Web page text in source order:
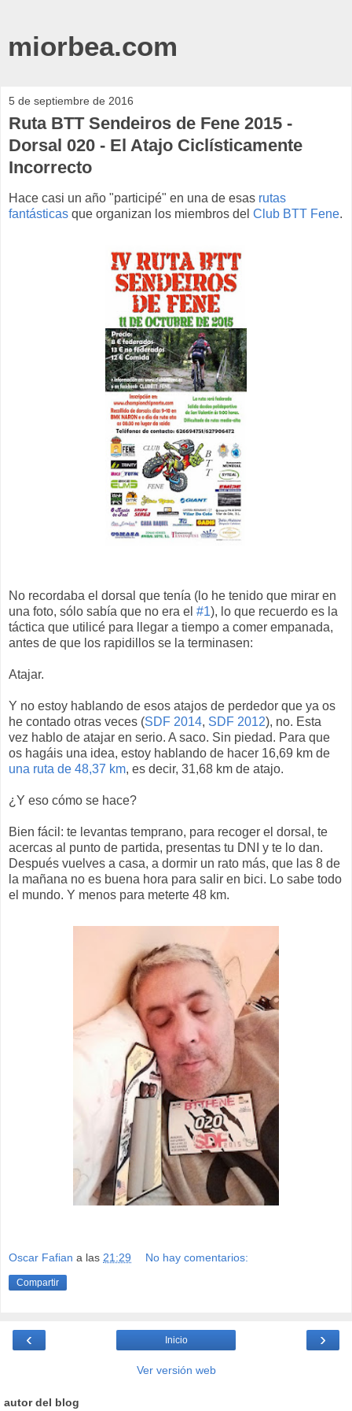
miorbea.com
5 de septiembre de 2016
Ruta BTT Sendeiros de Fene 2015 -
Dorsal 020 - El Atajo Ciclísticamente
Incorrecto
Hace casi un año "participé" en una de esas rutas
fantásticas que organizan los miembros del Club BTT Fene.
No recordaba el dorsal que tenía (lo he tenido que mirar en
una foto, sólo sabía que no era el #1), lo que recuerdo es la
táctica que utilicé para llegar a tiempo a comer empanada,
antes de que los rapidillos se la terminasen:
Atajar.
Y no estoy hablando de esos atajos de perdedor que ya os
he contado otras veces (SDF 2014, SDF 2012), no. Esta
vez hablo de atajar en serio. A saco. Sin piedad. Para que
os hagáis una idea, estoy hablando de hacer 16,69 km de
una ruta de 48,37 km, es decir, 31,68 km de atajo.
¿Y eso cómo se hace?
Bien fácil: te levantas temprano, para recoger el dorsal, te
acercas al punto de partida, presentas tu DNI y te lo dan.
Después vuelves a casa, a dormir un rato más, que las 8 de
la mañana no es buena hora para salir en bici. Lo sabe todo
el mundo. Y menos para meterte 48 km.
Oscar Fafian a las 21:29 No hay comentarios:
Compartir
‹ ›
Inicio
Ver versión web
autor del blog